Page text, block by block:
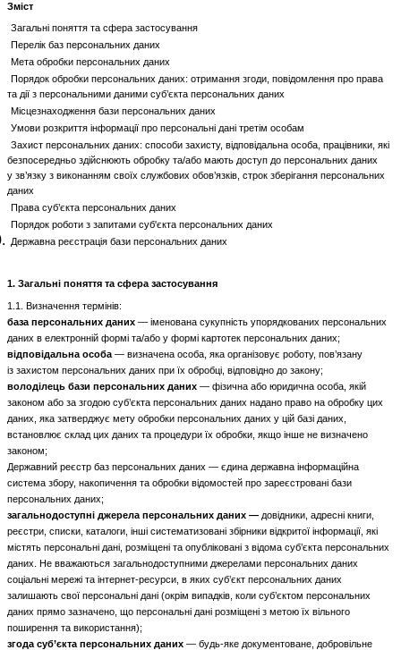
Зміст
Загальні поняття та сфера застосування
Перелік баз персональних даних
Мета обробки персональних даних
Порядок обробки персональних даних: отримання згоди, повідомлення про права
та дії з персональними даними суб’єкта персональних даних
Місцезнаходження бази персональних даних
Умови розкриття інформації про персональні дані третім особам
Захист персональних даних: способи захисту, відповідальна особа, працівники, які
безпосередньо здійснюють обробку та/або мають доступ до персональних даних
у зв’язку з виконанням своїх службових обов’язків, строк зберігання персональних
даних
Права суб’єкта персональних даних
Порядок роботи з запитами суб'єкта персональних даних
Державна реєстрація бази персональних даних
1. Загальні поняття та сфера застосування
1.1. Визначення термінів:
база персональних даних — іменована сукупність упорядкованих персональних
даних в електронній формі та/або у формі картотек персональних даних;
відповідальна особа — визначена особа, яка організовує роботу, пов’язану
із захистом персональних даних при їх обробці, відповідно до закону;
володілець бази персональних даних — фізична або юридична особа, якій
законом або за згодою суб’єкта персональних даних надано право на обробку цих
даних, яка затверджує мету обробки персональних даних у цій базі даних,
встановлює склад цих даних та процедури їх обробки, якщо інше не визначено
законом;
Державний реєстр баз персональних даних — єдина державна інформаційна
система збору, накопичення та обробки відомостей про зареєстровані бази
персональних даних;
загальнодоступні джерела персональних даних — довідники, адресні книги,
реєстри, списки, каталоги, інші систематизовані збірники відкритої інформації, які
містять персональні дані, розміщені та опубліковані з відома суб’єкта персональних
даних. Не вважаються загальнодоступними джерелами персональних даних
соціальні мережі та інтернет-ресурси, в яких суб’єкт персональних даних
залишають свої персональні дані (окрім випадків, коли суб’єктом персональних
даних прямо зазначено, що персональні дані розміщені з метою їх вільного
поширення та використання);
згода суб’єкта персональних даних — будь-яке документоване, добровільне